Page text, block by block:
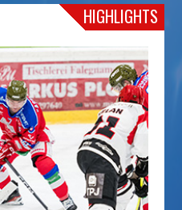
HIGHLIGHTS